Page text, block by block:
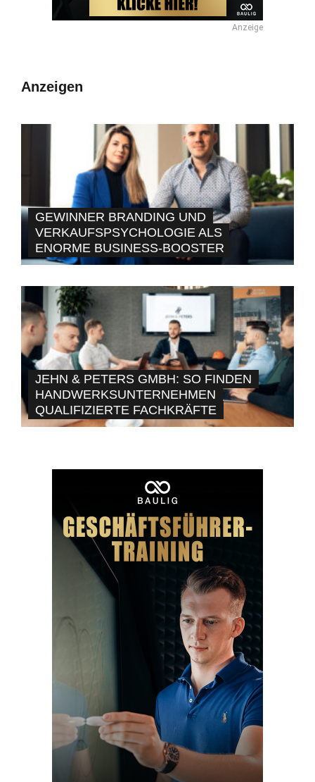
Anzeige
Anzeigen
GEWINNER BRANDING UND
VERKAUFSPSYCHOLOGIE ALS
ENORME BUSINESS-BOOSTER
JEHN & PETERS GMBH: SO FINDEN
HANDWERKSUNTERNEHMEN
QUALIFIZIERTE FACHKRÄFTE